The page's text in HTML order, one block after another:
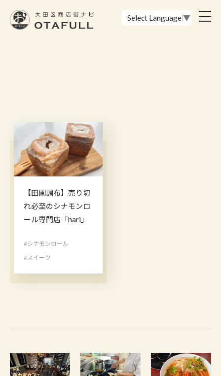
Select Language ▼
【田園調布】売り切
れ必至のシナモンロ
ール専門店「hari」
#シナモンロール
#スイーツ